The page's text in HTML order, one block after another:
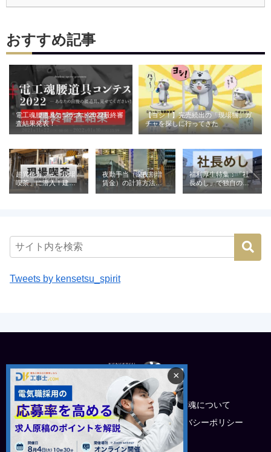
おすすめ記事
電工魂腰道具コンテスト2022最終審
査結果発表！
【ヨシ！】完売続出の「現場猫」ガ
チャを探しに行ってきた
超異色カフェ「現場
喫茶」に潜入！建設
業が営む喫茶の意外
夜勤手当（深夜割増
賃金）の計算方法と
福利厚生特集：「社
長めし」で独自の魅
力を発信（株式会社
Tweets by kensetsu_spirit
トップ
建設魂について
電工採用でお悩みの企業様
プライバシーポリシー
運営会社
×